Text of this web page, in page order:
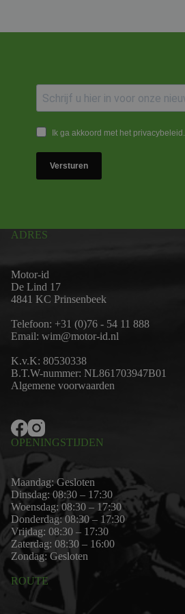
Ik ga akkoord met het privacybeleid.
Versturen
ADRES
Motor-id
De Lind 17
4841 KC Prinsenbeek
Telefoon: +31 (0)76 - 54 11 888
Email: wim@motor-id.nl
K.v.K: 80530338
B.T.W-nummer: NL861703947B01
Algemene voorwaarden
OPENINGSTIJDEN
Maandag: Gesloten
Dinsdag: 08:30 – 17:30
Woensdag: 08:30 – 17:30
Donderdag: 08:30 – 17:30
Vrijdag: 08:30 – 17:30
Zaterdag: 08:30 – 16:00
Zondag: Gesloten
ROUTE